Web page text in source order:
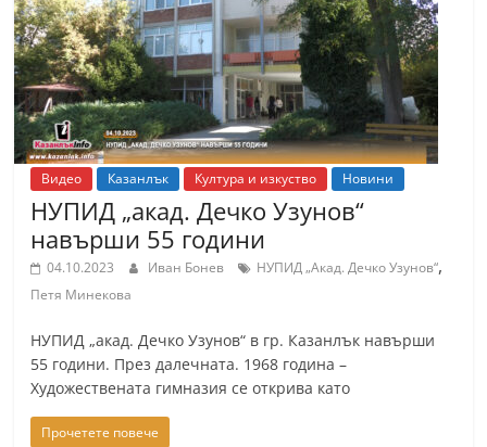
Видео Казанлък Култура и изкуство Новини
НУПИД „акад. Дечко Узунов“
навърши 55 години
04.10.2023 Иван Бонев НУПИД „Акад. Дечко Узунов“,
Петя Минекова
НУПИД „акад. Дечко Узунов“ в гр. Казанлък навърши
55 години. През далечната. 1968 година –
Художествената гимназия се открива като
Прочетете повече